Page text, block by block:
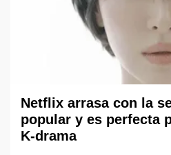
Netflix arrasa con la
popular y es perfecta
K-drama